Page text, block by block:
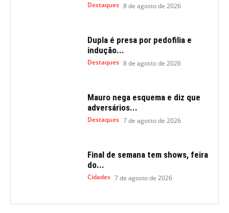
Destaques 8 de agosto de 2026
Dupla é presa por pedofilia e
indução...
Destaques 8 de agosto de 2026
Mauro nega esquema e diz que
adversários...
Destaques 7 de agosto de 2026
Final de semana tem shows, feira
do...
Cidades 7 de agosto de 2026